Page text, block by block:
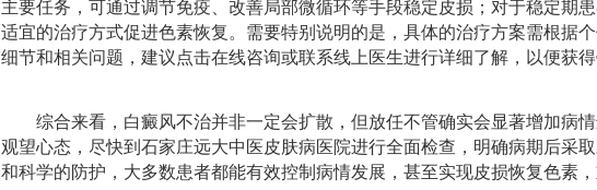
主要任务，可通过调节免疫、改善局部微循环等手段稳定皮损；对于稳定期
适宜的治疗方式促进色素恢复。需要特别说明的是，具体的治疗方案需根据
细节和相关问题，建议点击在线咨询或联系线上医生进行详细了解，以便获得
综合来看，白癜风不治并非一定会扩散，但放任不管确实会显著增加病
观望心态，尽快到石家庄远大中医皮肤病医院进行全面检查，明确病期后采
和科学的防护，大多数患者都能有效控制病情发展，甚至实现皮损恢复色素，